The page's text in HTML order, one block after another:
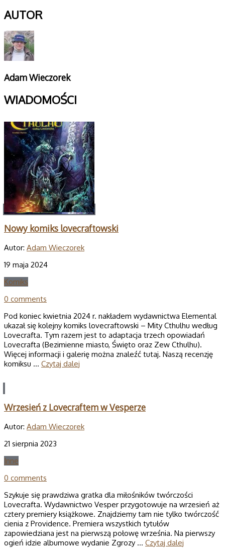
AUTOR
Adam Wieczorek
WIADOMOŚCI
Nowy komiks lovecraftowski
Autor: Adam Wieczorek
19 maja 2024
Komiks
0 comments
Pod koniec kwietnia 2024 r. nakładem wydawnictwa Elemental
ukazał się kolejny komiks lovecraftowski – Mity Cthulhu według
Lovecrafta. Tym razem jest to adaptacja trzech opowiadań
Lovecrafta (Bezimienne miasto, Święto oraz Zew Cthulhu).
Więcej informacji i galerię można znaleźć tutaj. Naszą recenzję
komiksu … Czytaj dalej
Wrzesień z Lovecraftem w Vesperze
Autor: Adam Wieczorek
21 sierpnia 2023
Inne
0 comments
Szykuje się prawdziwa gratka dla miłośników twórczości
Lovecrafta. Wydawnictwo Vesper przygotowuje na wrzesień aż
cztery premiery książkowe. Znajdziemy tam nie tylko twórczość
cienia z Providence. Premiera wszystkich tytułów
zapowiedziana jest na pierwszą połowę września. Na pierwszy
ogień idzie albumowe wydanie Zgrozy … Czytaj dalej